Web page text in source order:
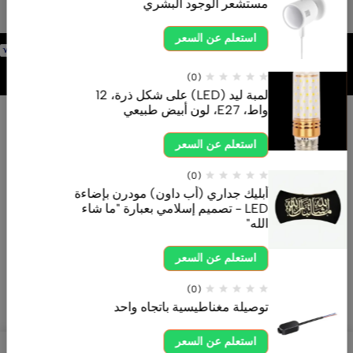
مستشعر الوجود البشري
استعلم عن السعر
(0)
لمبة ليد (LED) على شكل ذرة، 12
واط، E27، لون أبيض طبيعي
استعلم عن السعر
(0)
أبليك جداري (أب داون) مودرن بإضاءة
LED - تصميم إسلامي بعبارة "ما شاء
الله"
استعلم عن السعر
(0)
توصيلة مغناطيسية باتجاه واحد
استعلم عن السعر
برمجة وتطوير
شركة
اتصال الآن واتساب